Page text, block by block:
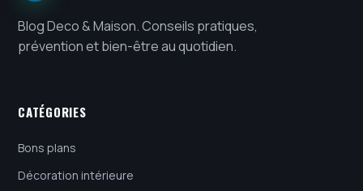
Blog Deco & Maison. Conseils pratiques,
prévention et bien-être au quotidien.
CATÉGORIES
Bons plans
Décoration intérieure